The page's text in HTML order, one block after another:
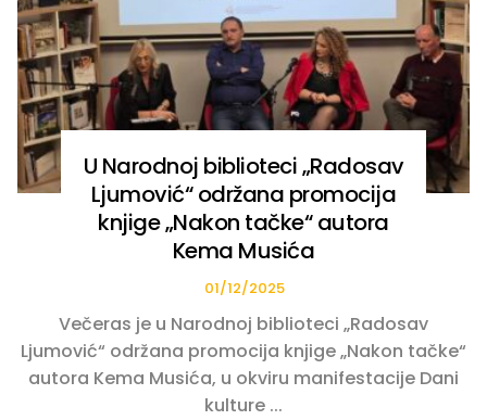
U Narodnoj biblioteci „Radosav
Ljumović“ održana promocija
knjige „Nakon tačke“ autora
Kema Musića
01/12/2025
Večeras je u Narodnoj biblioteci „Radosav
Ljumović“ održana promocija knjige „Nakon tačke“
autora Kema Musića, u okviru manifestacije Dani
kulture ...